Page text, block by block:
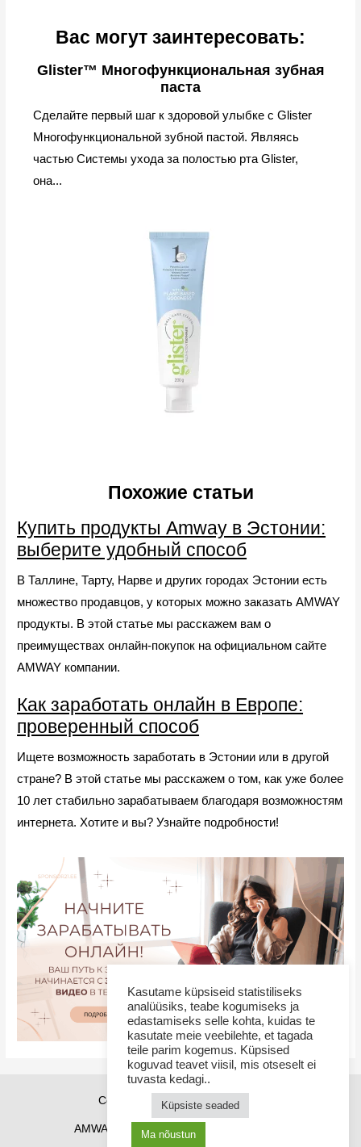
Вас могут заинтересовать:
Glister™ Многофункциональная зубная
паста
Сделайте первый шаг к здоровой улыбке с Glister
Многофункциональной зубной пастой. Являясь
частью Системы ухода за полостью рта Glister,
она...
Похожие статьи
Купить продукты Amway в Эстонии:
выберите удобный способ
В Таллине, Тарту, Нарве и других городах Эстонии есть
множество продавцов, у которых можно заказать AMWAY
продукты. В этой статье мы расскажем вам о
преимуществах онлайн-покупок на официальном сайте
AMWAY компании.
Как заработать онлайн в Европе:
проверенный способ
Ищете возможность заработать в Эстонии или в другой
стране? В этой статье мы расскажем о том, как уже более
10 лет стабильно зарабатываем благодаря возможностям
интернета. Хотите и вы? Узнайте подробности!
Copyright © 2026 Sponsor21.ee
AMWAY Эстония
Kasutame küpsiseid statistiliseks
analüüsiks, teabe kogumiseks ja
edastamiseks selle kohta, kuidas te
kasutate meie veebilehte, et tagada
teile parim kogemus. Küpsised
koguvad teavet viisil, mis otseselt ei
tuvasta kedagi..
Küpsiste seaded
Ma nõustun